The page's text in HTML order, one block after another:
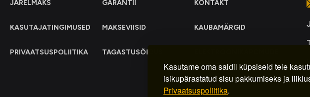
Kasutame oma saidil küpsiseid teie
isikupärastatud sisu pakkumiseks ja
Privaatsuspoliitika.
JÄRELMAKS GARANTII KONTAKT
KASUTAJATINGIMUSED MAKSEVIISID KAUBAMÄRGID
PRIVAATSUSPOLIITIKA TAGASTUSÕIGUS
KOGUMINE